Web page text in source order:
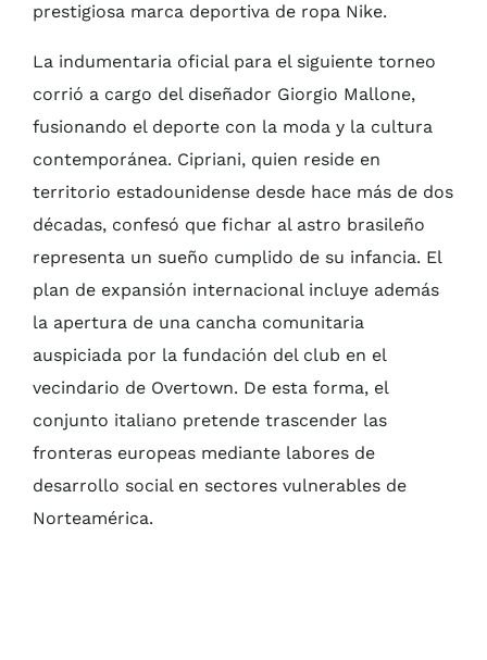
prestigiosa marca deportiva de ropa Nike.
La indumentaria oficial para el siguiente torneo
corrió a cargo del diseñador Giorgio Mallone,
fusionando el deporte con la moda y la cultura
contemporánea. Cipriani, quien reside en
territorio estadounidense desde hace más de dos
décadas, confesó que fichar al astro brasileño
representa un sueño cumplido de su infancia. El
plan de expansión internacional incluye además
la apertura de una cancha comunitaria
auspiciada por la fundación del club en el
vecindario de Overtown. De esta forma, el
conjunto italiano pretende trascender las
fronteras europeas mediante labores de
desarrollo social en sectores vulnerables de
Norteamérica.